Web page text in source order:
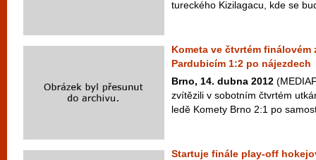
tureckého Kizilagacu, kde se
Kometa ve čtvrtém finálovém
Pardubicím 1:2 po nájezdech
Brno, 14. dubna 2012
zvítězili v sobotním čtvrtém
ledě Komety Brno 2:1 po
Startuje finále play-off